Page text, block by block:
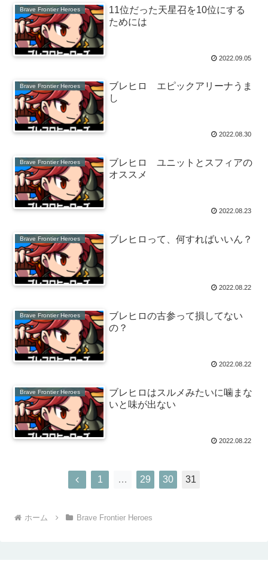
Brave Frontier Heroes
11位だった天星召を10位にする
ためには
2022.09.05
Brave Frontier Heroes
ブレヒロ エピックアリーナうま
し
2022.08.30
Brave Frontier Heroes
ブレヒロ ユニットとスフィアの
オススメ
2022.08.23
Brave Frontier Heroes ブレヒロって、何すればいいん？
2022.08.22
Brave Frontier Heroes
ブレヒロの古参って損してない
の？
2022.08.22
Brave Frontier Heroes
ブレヒロはスルメみたいに噛まな
いと味が出ない
2022.08.22
1 … 29 30 31
ホーム Brave Frontier Heroes